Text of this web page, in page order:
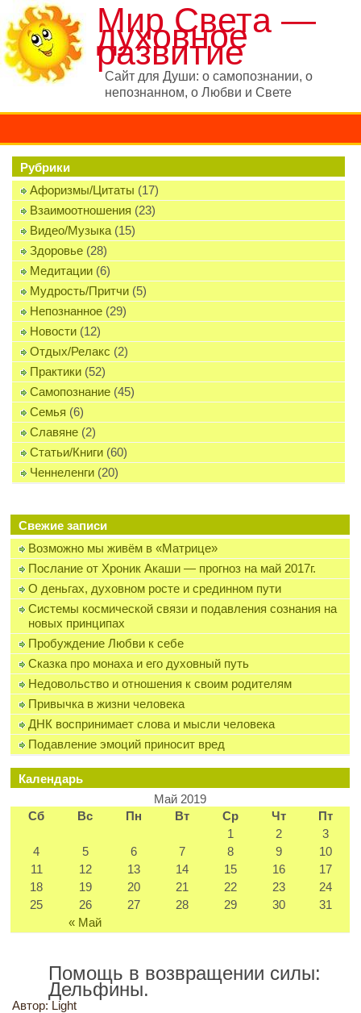
Мир Света —
духовное
развитие
Сайт для Души: о самопознании, о
непознанном, о Любви и Свете
Рубрики
Афоризмы/Цитаты (17)
Взаимоотношения (23)
Видео/Музыка (15)
Здоровье (28)
Медитации (6)
Мудрость/Притчи (5)
Непознанное (29)
Новости (12)
Отдых/Релакс (2)
Практики (52)
Самопознание (45)
Семья (6)
Славяне (2)
Статьи/Книги (60)
Ченнеленги (20)
Свежие записи
Возможно мы живём в «Матрице»
Послание от Хроник Акаши — прогноз на май 2017г.
О деньгах, духовном росте и срединном пути
Системы космической связи и подавления сознания на
новых принципах
Пробуждение Любви к себе
Сказка про монаха и его духовный путь
Недовольство и отношения к своим родителям
Привычка в жизни человека
ДНК воспринимает слова и мысли человека
Подавление эмоций приносит вред
Календарь
Май 2019
Сб
Вс Пн Вт Ср Чт Пт
« Май
1 2
3
4
5 6 7 8 9
10
11
12 13 14 15 16
17
18
19 20 21 22 23
24
25
26 27 28 29 30 31
Помощь в возвращении силы:
Дельфины.
Автор: Light